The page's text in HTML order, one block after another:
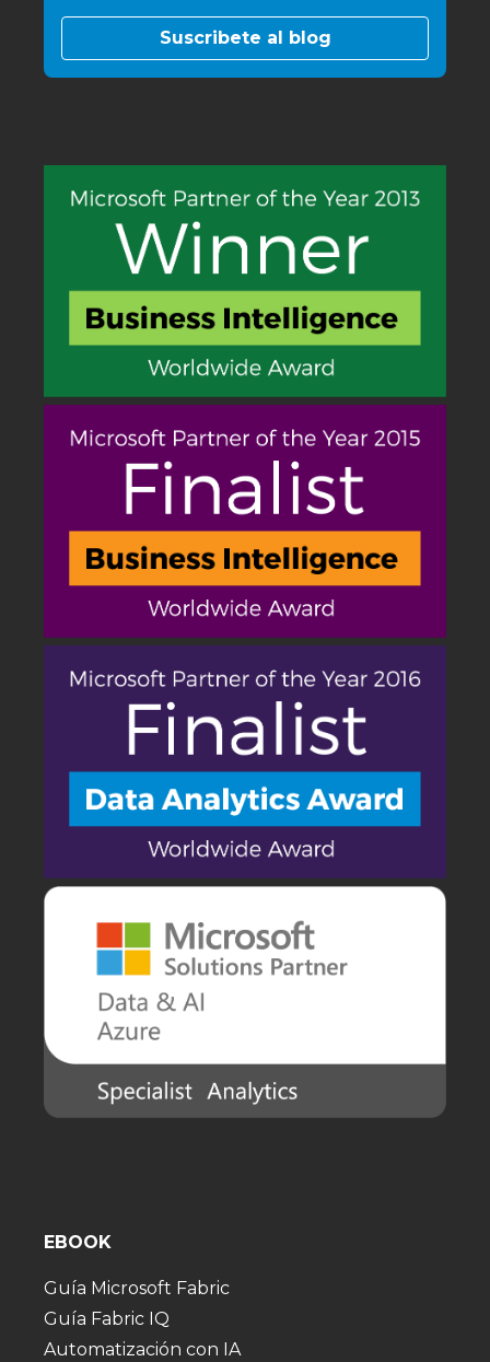
EBOOK
Guía Microsoft Fabric
Guía Fabric IQ
Automatización con IA